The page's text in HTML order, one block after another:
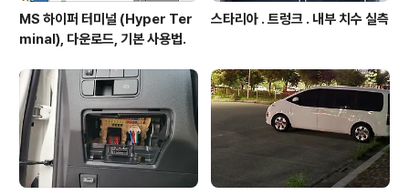
MS 하이퍼 터미널 (Hyper Ter
minal), 다운로드, 기본 사용법.
스타리아 . 트렁크 . 내부 치수 실측